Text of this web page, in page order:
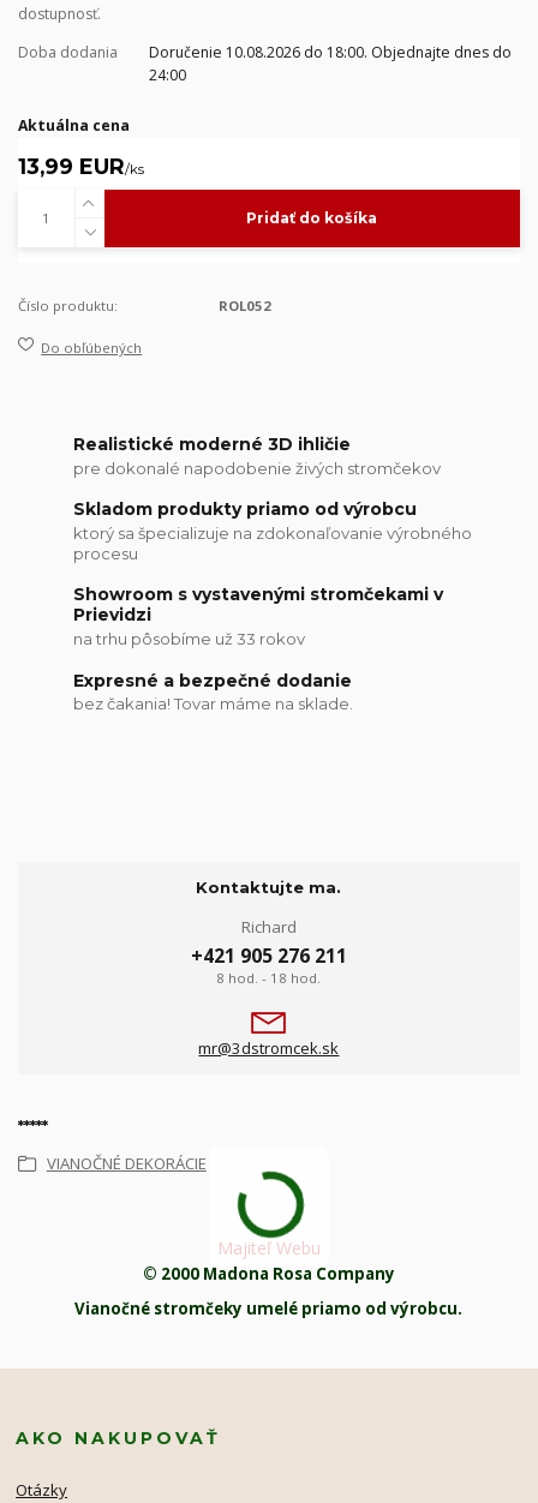
dostupnosť.
Doba dodania
Doručenie 10.08.2026 do 18:00. Objednajte dnes do
24:00
Aktuálna cena
13,99 EUR/ks
Pridať do košíka
Číslo produktu: ROL052
Do obľúbených
Realistické moderné 3D ihličie
pre dokonalé napodobenie živých stromčekov
Skladom produkty priamo od výrobcu
ktorý sa špecializuje na zdokonaľovanie výrobného
procesu
Showroom s vystavenými stromčekami v
Prievidzi
na trhu pôsobíme už 33 rokov
Expresné a bezpečné dodanie
bez čakania! Tovar máme na sklade.
Kontaktujte ma.
Richard
+421 905 276 211
8 hod. - 18 hod.
mr@3dstromcek.sk
*****
VIANOČNÉ DEKORÁCIE
Majiteľ Webu
© 2000 Madona Rosa Company
Vianočné stromčeky umelé priamo od výrobcu.
AKO NAKUPOVAŤ
Otázky